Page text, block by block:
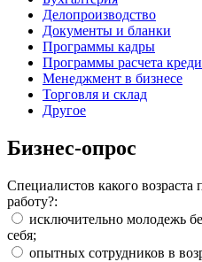
Делопроизводство
Документы и бланки
Программы кадры
Программы расчета
Менеджмент в бизнесе
Торговля и склад
Другое
Бизнес-опрос
Специалистов какого возраста
работу?:
исключительно молодежь
себя;
опытных сотрудников в